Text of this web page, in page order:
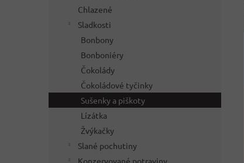
Chlazené
Sladkosti
Bonbony
Bonboniéry
Čokolády
Čokoládové tyčinky
Sušenky a piškoty
Lízátka
Žvýkačky
Slané pochutiny
Konzervované potraviny